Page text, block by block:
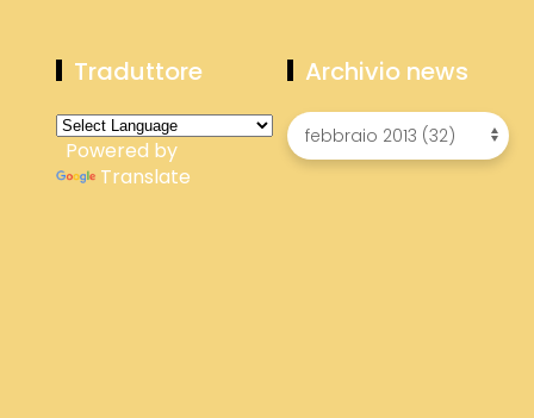
Traduttore
Powered by
Translate
Archivio news